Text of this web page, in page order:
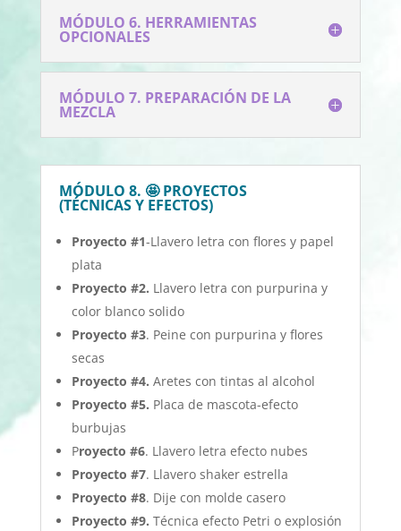
MÓDULO 6. HERRAMIENTAS
OPCIONALES
MÓDULO 7. PREPARACIÓN DE LA
MEZCLA
MÓDULO 8. 🤩 PROYECTOS
(TÉCNICAS Y EFECTOS)
Proyecto #1-Llavero letra con flores y papel
plata
Proyecto #2. Llavero letra con purpurina y
color blanco solido
Proyecto #3. Peine con purpurina y flores
secas
Proyecto #4. Aretes con tintas al alcohol
Proyecto #5. Placa de mascota-efecto
burbujas
Proyecto #6. Llavero letra efecto nubes
Proyecto #7. Llavero shaker estrella
Proyecto #8. Dije con molde casero
Proyecto #9. Técnica efecto Petri o explosión